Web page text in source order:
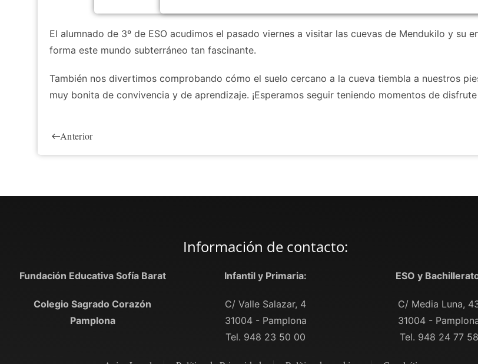
El alumnado de 3º de ESO acudimos el pasado viernes a visitar las cuevas de Mendukilo y su
forma este mundo subterráneo tan fascinante.
También nos divertimos comprobando cómo el suelo cercano a la cueva tiembla a nuestros
muy bonita de convivencia y de aprendizaje. ¡Esperamos seguir teniendo momentos de
Anterior
Información de contacto:
Fundación Educativa Sofía Barat
Colegio Sagrado Corazón
Pamplona
Infantil y Primaria:
C/ Valle Salazar, 4
31004 - Pamplona
Tel. 948 23 50 00
ESO y
C/ Media Luna,
31004 -
Tel. 948 24 77 58